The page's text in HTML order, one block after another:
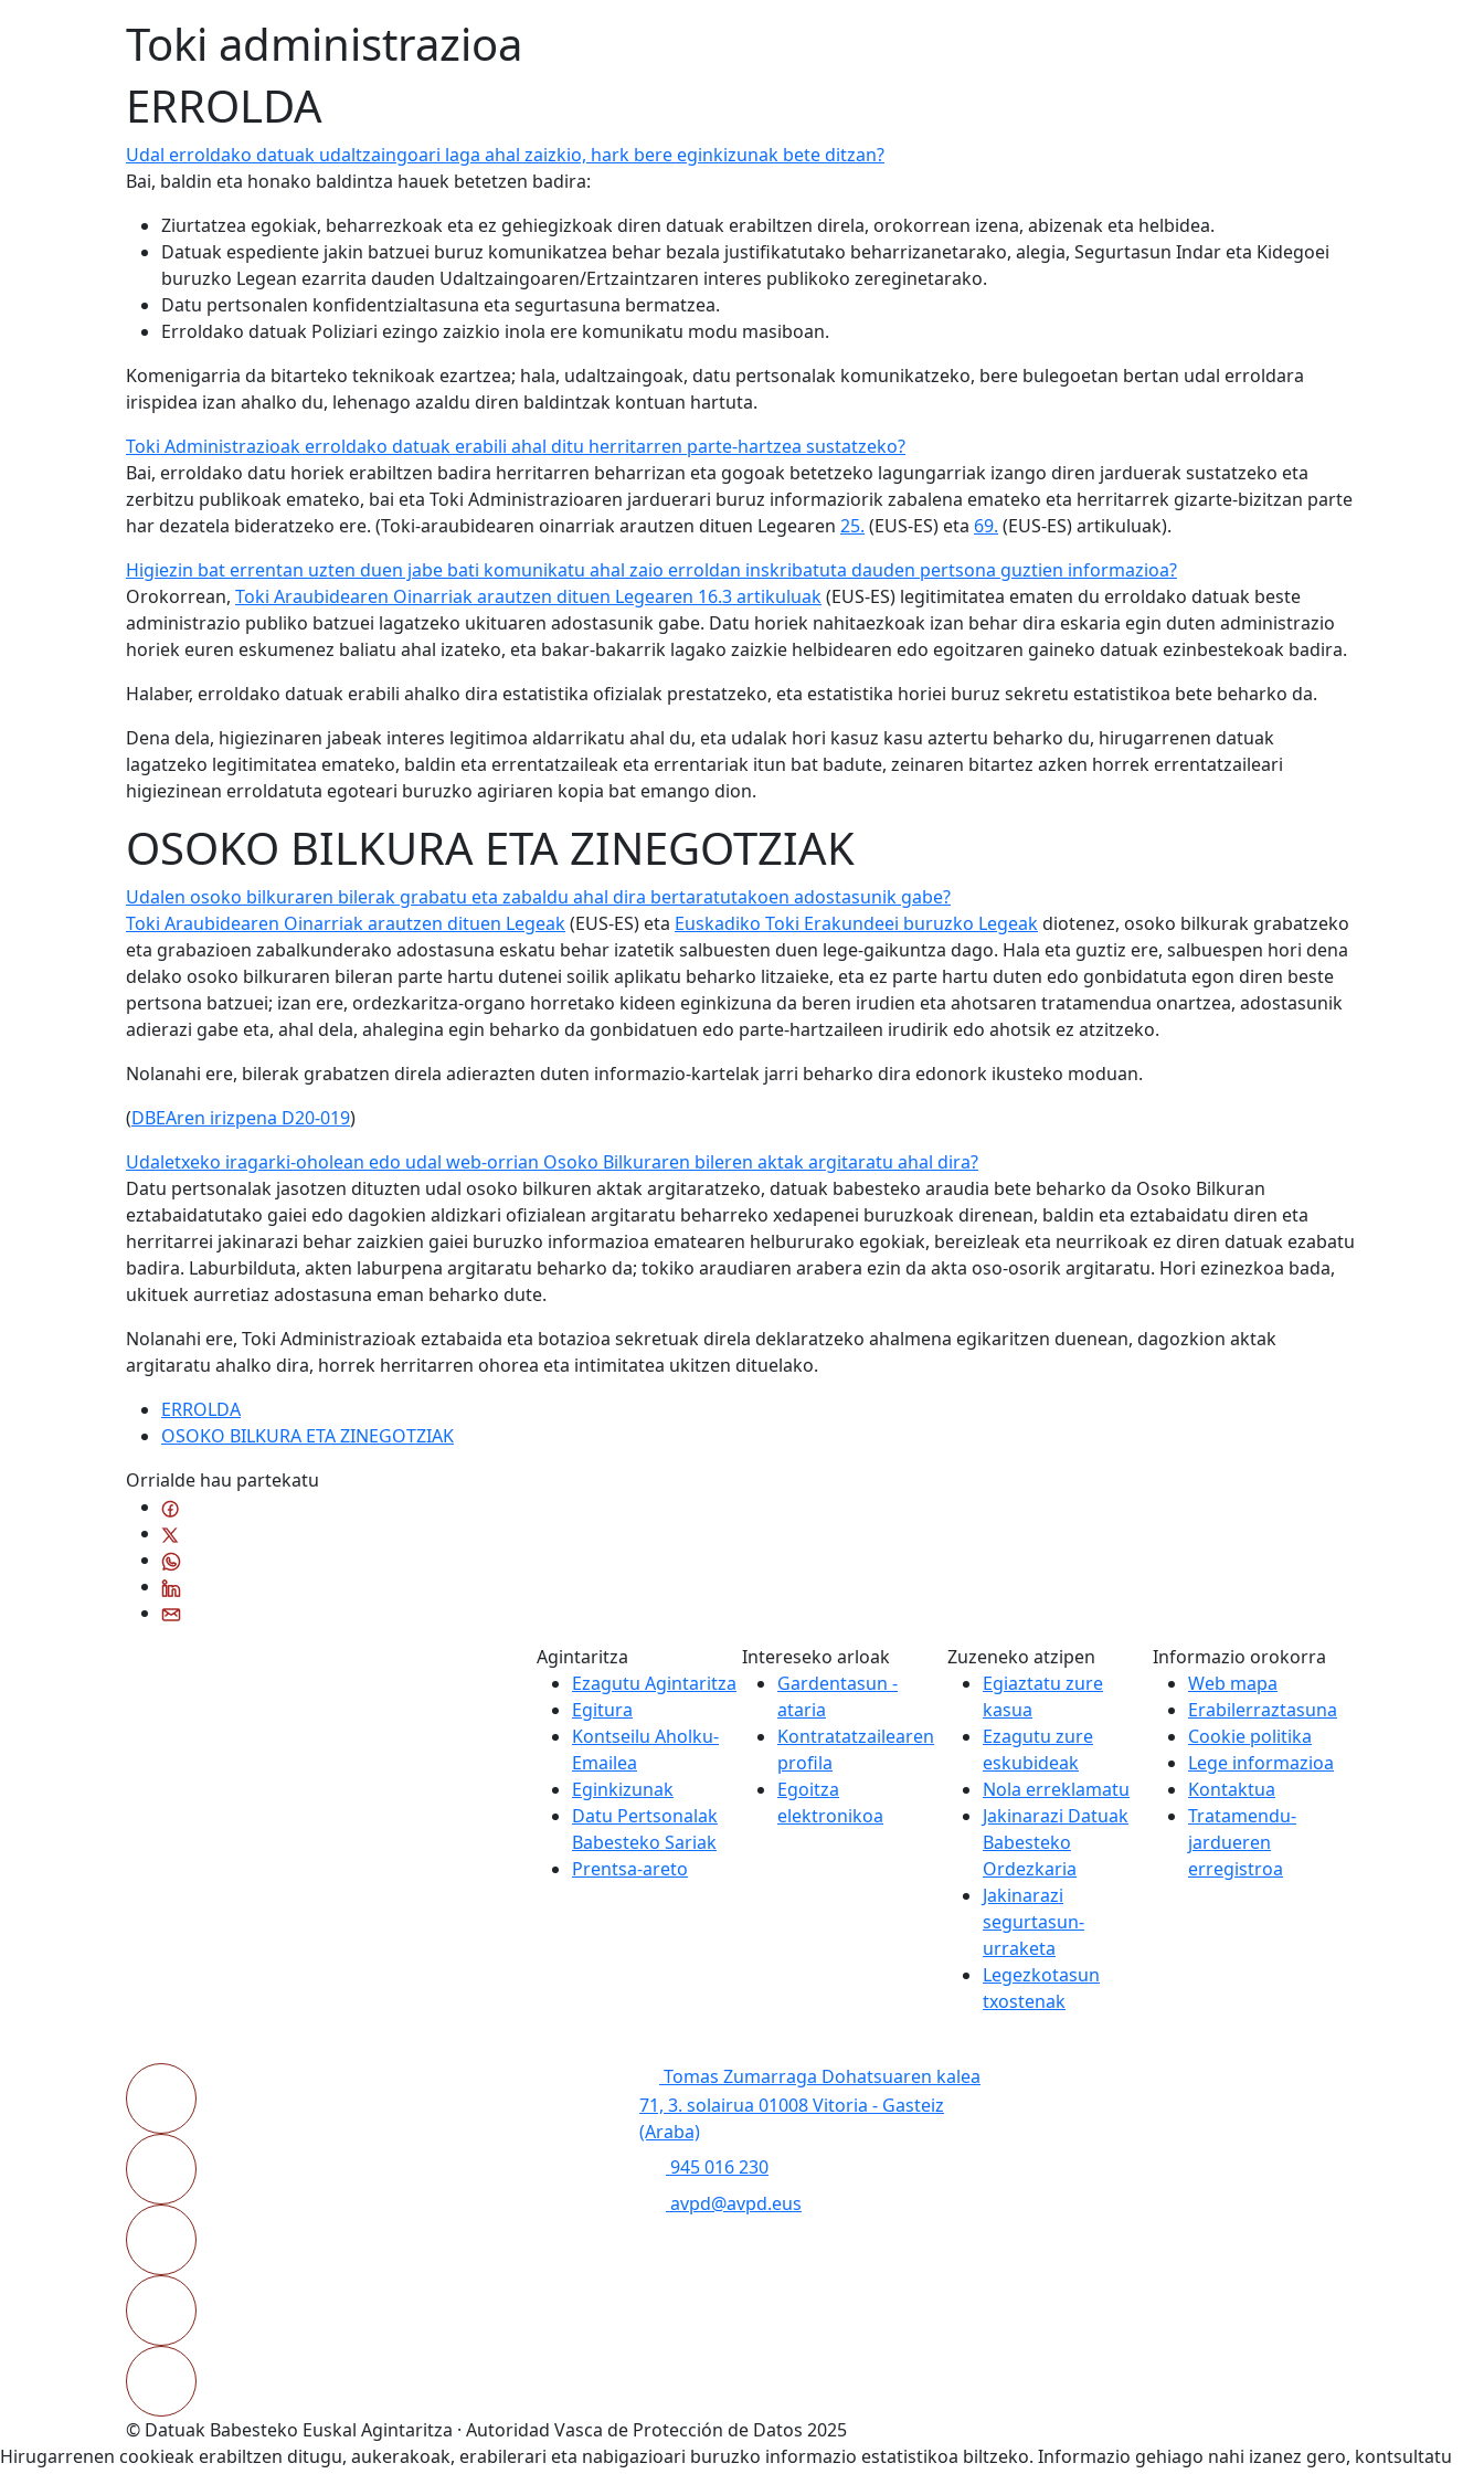
Toki administrazioa
ERROLDA
Udal erroldako datuak udaltzaingoari laga ahal zaizkio, hark bere eginkizunak bete ditzan?
Bai, baldin eta honako baldintza hauek betetzen badira:
Ziurtatzea egokiak, beharrezkoak eta ez gehiegizkoak diren datuak erabiltzen direla, orokorrean izena, abizenak eta helbidea.
Datuak espediente jakin batzuei buruz komunikatzea behar bezala justifikatutako beharrizanetarako, alegia, Segurtasun Indar eta Kidegoei
buruzko Legean ezarrita dauden Udaltzaingoaren/Ertzaintzaren interes publikoko zereginetarako.
Datu pertsonalen konfidentzialtasuna eta segurtasuna bermatzea.
Erroldako datuak Poliziari ezingo zaizkio inola ere komunikatu modu masiboan.
Komenigarria da bitarteko teknikoak ezartzea; hala, udaltzaingoak, datu pertsonalak komunikatzeko, bere bulegoetan bertan udal erroldara
irispidea izan ahalko du, lehenago azaldu diren baldintzak kontuan hartuta.
Toki Administrazioak erroldako datuak erabili ahal ditu herritarren parte-hartzea sustatzeko?
Bai, erroldako datu horiek erabiltzen badira herritarren beharrizan eta gogoak betetzeko lagungarriak izango diren jarduerak sustatzeko eta
zerbitzu publikoak emateko, bai eta Toki Administrazioaren jarduerari buruz informaziorik zabalena emateko eta herritarrek gizarte-bizitzan parte
har dezatela bideratzeko ere. (Toki-araubidearen oinarriak arautzen dituen Legearen 25. (EUS-ES) eta 69. (EUS-ES) artikuluak).
Higiezin bat errentan uzten duen jabe bati komunikatu ahal zaio erroldan inskribatuta dauden pertsona guztien informazioa?
Orokorrean, Toki Araubidearen Oinarriak arautzen dituen Legearen 16.3 artikuluak(EUS-ES) legitimitatea ematen du erroldako datuak beste
administrazio publiko batzuei lagatzeko ukituaren adostasunik gabe. Datu horiek nahitaezkoak izan behar dira eskaria egin duten administrazio
horiek euren eskumenez baliatu ahal izateko, eta bakar-bakarrik lagako zaizkie helbidearen edo egoitzaren gaineko datuak ezinbestekoak badira.
Halaber, erroldako datuak erabili ahalko dira estatistika ofizialak prestatzeko, eta estatistika horiei buruz sekretu estatistikoa bete beharko da.
Dena dela, higiezinaren jabeak interes legitimoa aldarrikatu ahal du, eta udalak hori kasuz kasu aztertu beharko du, hirugarrenen datuak
lagatzeko legitimitatea emateko, baldin eta errentatzaileak eta errentariak itun bat badute, zeinaren bitartez azken horrek errentatzaileari
higiezinean erroldatuta egoteari buruzko agiriaren kopia bat emango dion.
OSOKO BILKURA ETA ZINEGOTZIAK
Udalen osoko bilkuraren bilerak grabatu eta zabaldu ahal dira bertaratutakoen adostasunik gabe?
Toki Araubidearen Oinarriak arautzen dituen Legeak(EUS-ES) eta Euskadiko Toki Erakundeei buruzko Legeakdiotenez, osoko bilkurak grabatzeko
eta grabazioen zabalkunderako adostasuna eskatu behar izatetik salbuesten duen lege-gaikuntza dago. Hala eta guztiz ere, salbuespen hori dena
delako osoko bilkuraren bileran parte hartu dutenei soilik aplikatu beharko litzaieke, eta ez parte hartu duten edo gonbidatuta egon diren beste
pertsona batzuei; izan ere, ordezkaritza-organo horretako kideen eginkizuna da beren irudien eta ahotsaren tratamendua onartzea, adostasunik
adierazi gabe eta, ahal dela, ahalegina egin beharko da gonbidatuen edo parte-hartzaileen irudirik edo ahotsik ez atzitzeko.
Nolanahi ere, bilerak grabatzen direla adierazten duten informazio-kartelak jarri beharko dira edonork ikusteko moduan.
(DBEAren irizpena D20-019)
Udaletxeko iragarki-oholean edo udal web-orrian Osoko Bilkuraren bileren aktak argitaratu ahal dira?
Datu pertsonalak jasotzen dituzten udal osoko bilkuren aktak argitaratzeko, datuak babesteko araudia bete beharko da Osoko Bilkuran
eztabaidatutako gaiei edo dagokien aldizkari ofizialean argitaratu beharreko xedapenei buruzkoak direnean, baldin eta eztabaidatu diren eta
herritarrei jakinarazi behar zaizkien gaiei buruzko informazioa ematearen helbururako egokiak, bereizleak eta neurrikoak ez diren datuak ezabatu
badira. Laburbilduta, akten laburpena argitaratu beharko da; tokiko araudiaren arabera ezin da akta oso-osorik argitaratu. Hori ezinezkoa bada,
ukituek aurretiaz adostasuna eman beharko dute.
Nolanahi ere, Toki Administrazioak eztabaida eta botazioa sekretuak direla deklaratzeko ahalmena egikaritzen duenean, dagozkion aktak
argitaratu ahalko dira, horrek herritarren ohorea eta intimitatea ukitzen dituelako.
ERROLDA
OSOKO BILKURA ETA ZINEGOTZIAK
Orrialde hau partekatu
Agintaritza
Ezagutu Agintaritza
Egitura
Kontseilu Aholku-
Emailea
Eginkizunak
Datu Pertsonalak
Babesteko Sariak
Prentsa-areto
Intereseko arloak
Gardentasun -
ataria
Kontratatzailearen
profila
Egoitza
elektronikoa
Zuzeneko atzipen
Egiaztatu zure
kasua
Ezagutu zure
eskubideak
Nola erreklamatu
Jakinarazi Datuak
Babesteko
Ordezkaria
Jakinarazi
segurtasun-
urraketa
Legezkotasun
txostenak
Informazio orokorra
Web mapa
Erabilerraztasuna
Cookie politika
Lege informazioa
Kontaktua
Tratamendu-
jardueren
erregistroa
Tomas Zumarraga Dohatsuaren kalea
71, 3. solairua 01008 Vitoria - Gasteiz
(Araba)
945 016 230
avpd@avpd.eus
© Datuak Babesteko Euskal Agintaritza · Autoridad Vasca de Protección de Datos 2025
Hirugarrenen cookieak erabiltzen ditugu, aukerakoak, erabilerari eta nabigazioari buruzko informazio estatistikoa biltzeko. Informazio gehiago nahi izanez gero, kontsultatu